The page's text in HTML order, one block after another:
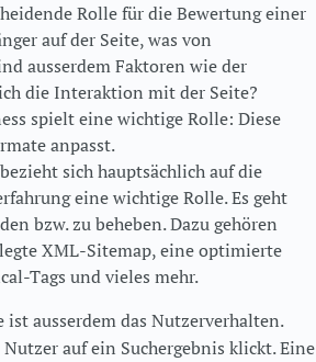
Rolle für die Bewertung einer
auf der Seite, was von
ausserdem Faktoren wie der
die Interaktion mit der Seite?
spielt eine wichtige Rolle: Diese
anpasst.
sich hauptsächlich auf die
eine wichtige Rolle. Es geht
bzw. zu beheben. Dazu gehören
XML-Sitemap, eine optimierte
Tags und vieles mehr.
ausserdem das Nutzerverhalten.
auf ein Suchergebnis klickt. Eine